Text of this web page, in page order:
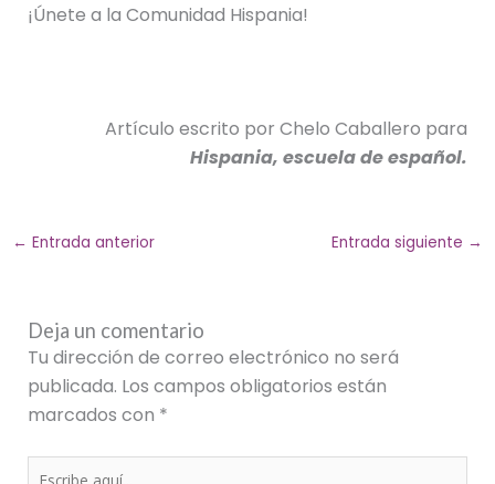
¡Únete a la Comunidad Hispania!
Artículo escrito por Chelo Caballero para
Hispania, escuela de español.
← Entrada anterior Entrada siguiente →
Deja un comentario
Tu dirección de correo electrónico no será
publicada. Los campos obligatorios están
marcados con *
Escribe